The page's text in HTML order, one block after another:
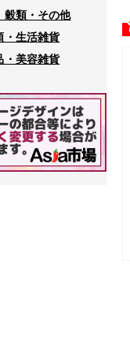
類・その他
生活雑貨
美容雑貨